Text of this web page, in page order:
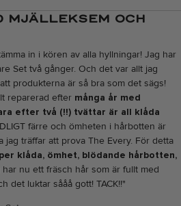
MJÄLLEKSEM OCH
in i kören av alla hyllningar! Jag har
Set två gånger. Och det var allt jag
produkterna är så bra som det sägs!
reparerad efter många år med
efter två (!!) tvättar är all klåda
färre och ömheten i hårbotten är
jag träffar att prova The Every. För detta
klåda, ömhet, blödande hårbotten,
har nu ett fräsch hår som är fullt med
det luktar sååå gott! TACK!!"